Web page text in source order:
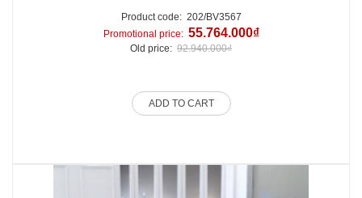
Product code: 202/BV3567
Promotional price: 55.764.000₫
Old price: 92.940.000₫
ADD TO CART